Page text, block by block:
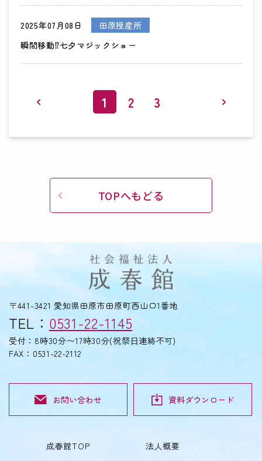
2025年07月08日
田原授産所
瞬間移動⁉七夕マジックショー
1 2 3
TOPへもどる
〒441-3421 愛知県田原市田原町西山口1番地
TEL： 0531-22-1145
受付：8時30分〜17時30分(祝祭⽇連絡不可)
FAX：0531-22-2112
お問い合わせ 資料ダウンロード
成春館TOP 法人概要